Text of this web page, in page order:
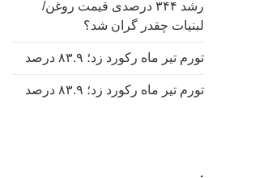
رشد ۳۴۴ درصدی قیمت روغن/
لبنیات چقدر گران شد؟
تورم تیر ماه رکورد زد؛ ۸۳.۹ درصد
تورم تیر ماه رکورد زد؛ ۸۳.۹ درصد
.